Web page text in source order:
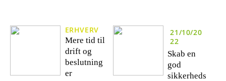
ERHVERV
Mere tid til
drift og
beslutning
er
21/10/20
22
Skab en
god
sikkerheds